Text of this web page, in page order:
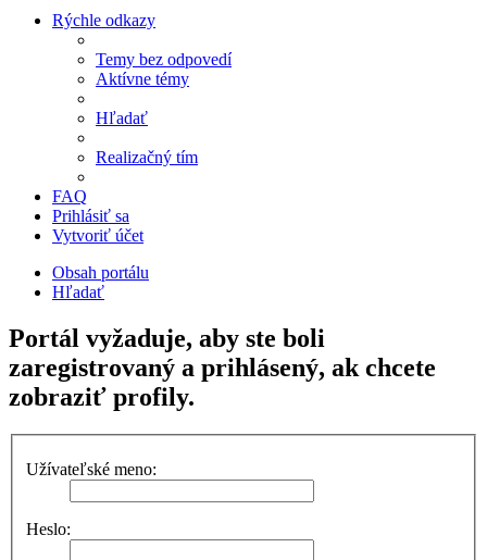
Rýchle odkazy
Temy bez odpovedí
Aktívne témy
Hľadať
Realizačný tím
FAQ
Prihlásiť sa
Vytvoriť účet
Obsah portálu
Hľadať
Portál vyžaduje, aby ste boli
zaregistrovaný a prihlásený, ak chcete
zobraziť profily.
Užívateľské meno:
Heslo: